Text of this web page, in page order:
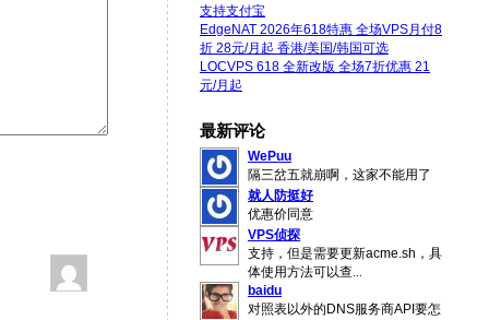
支持支付宝
EdgeNAT 2026年618特惠 全场VPS月付8
折 28元/月起 香港/美国/韩国可选
LOCVPS 618 全新改版 全场7折优惠 21
元/月起
最新评论
WePuu
隔三岔五就崩啊，这家不能用了
就人防挺好
优惠价同意
VPS侦探
支持，但是需要更新acme.sh，具
体使用方法可以查
baidu
对照表以外的DNS服务商API要怎